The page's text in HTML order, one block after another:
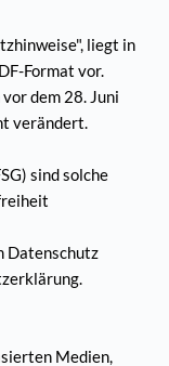
liegt in
Format vor.
dem 28. Juni
verändert.
sind solche
Datenschutz
Medien,